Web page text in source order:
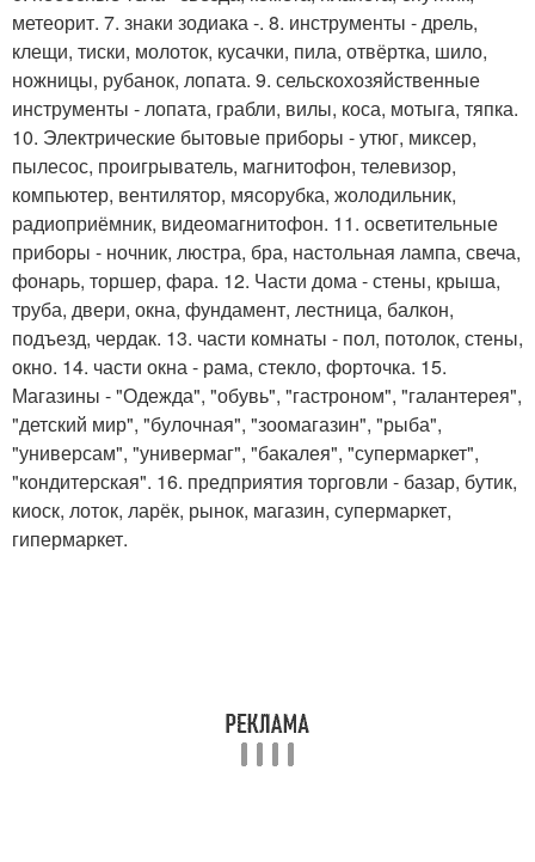
метеорит. 7. знаки зодиака -. 8. инструменты - дрель,
клещи, тиски, молоток, кусачки, пила, отвёртка, шило,
ножницы, рубанок, лопата. 9. сельскохозяйственные
инструменты - лопата, грабли, вилы, коса, мотыга, тяпка.
10. Электрические бытовые приборы - утюг, миксер,
пылесос, проигрыватель, магнитофон, телевизор,
компьютер, вентилятор, мясорубка, жолодильник,
радиоприёмник, видеомагнитофон. 11. осветительные
приборы - ночник, люстра, бра, настольная лампа, свеча,
фонарь, торшер, фара. 12. Части дома - стены, крыша,
труба, двери, окна, фундамент, лестница, балкон,
подъезд, чердак. 13. части комнаты - пол, потолок, стены,
окно. 14. части окна - рама, стекло, форточка. 15.
Магазины - "Одежда", "обувь", "гастроном", "галантерея",
"детский мир", "булочная", "зоомагазин", "рыба",
"универсам", "универмаг", "бакалея", "супермаркет",
"кондитерская". 16. предприятия торговли - базар, бутик,
киоск, лоток, ларёк, рынок, магазин, супермаркет,
гипермаркет.